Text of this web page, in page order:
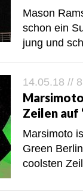
Mason
schon ein
jung und
14.05.18 //
Zeilen auf
Marsimoto
Green
coolsten